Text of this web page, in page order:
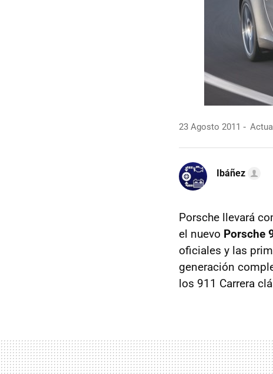
23 Agosto 2011
Ibáñez
Porsche llevará
el nuevo Porsche
oficiales y las
generación
los 911 Carrera